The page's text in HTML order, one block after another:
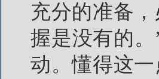
充分的准备
握是没有的
动。懂得这